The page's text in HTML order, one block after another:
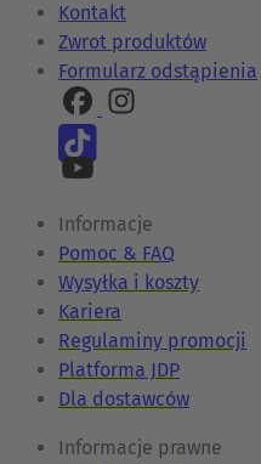
Kontakt
Zwrot produktów
Formularz odstąpienia
Informacje
Pomoc & FAQ
Wysyłka i koszty
Kariera
Regulaminy promocji
Platforma JDP
Dla dostawców
Informacje prawne